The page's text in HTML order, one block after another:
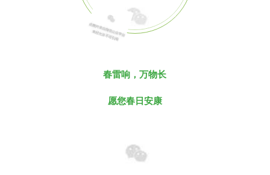
春雷响，万物长
愿您春日安康